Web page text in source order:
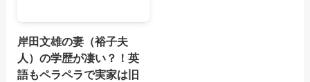
岸田文雄の妻（裕子夫
人）の学歴が凄い？！英
語もペラペラで実家は旧